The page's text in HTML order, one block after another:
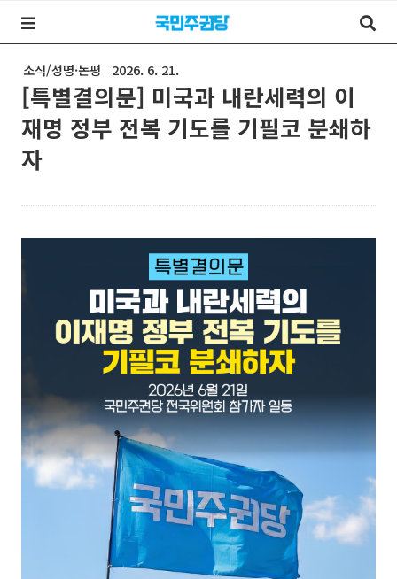
소식/성명·논평 2026. 6. 21.
[특별결의문] 미국과 내란세력의 이
재명 정부 전복 기도를 기필코 분쇄하
자